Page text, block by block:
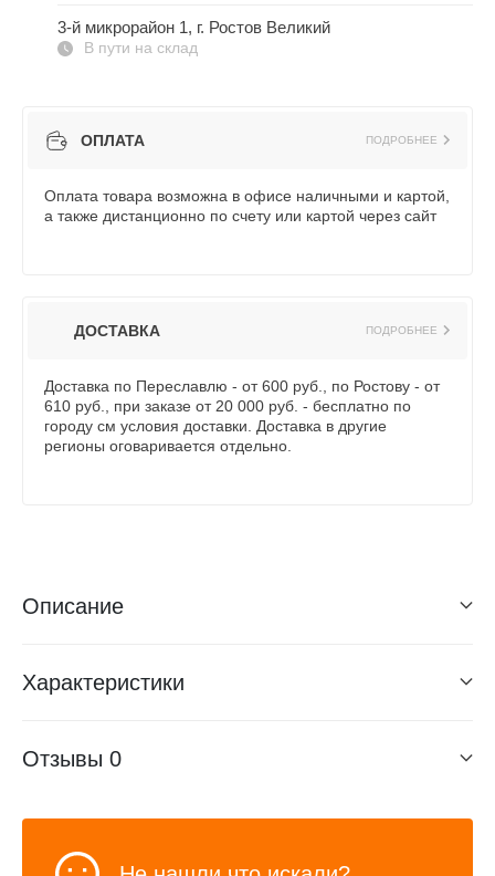
3-й микрорайон 1, г. Ростов Великий
В пути на склад
ОПЛАТА ПОДРОБНЕЕ
Оплата товара возможна в офисе наличными и картой,
а также дистанционно по счету или картой через сайт
ДОСТАВКА ПОДРОБНЕЕ
Доставка по Переславлю - от 600 руб., по Ростову - от
610 руб., при заказе от 20 000 руб. - бесплатно по
городу см условия доставки. Доставка в другие
регионы оговаривается отдельно.
Описание
Характеристики
Отзывы 0